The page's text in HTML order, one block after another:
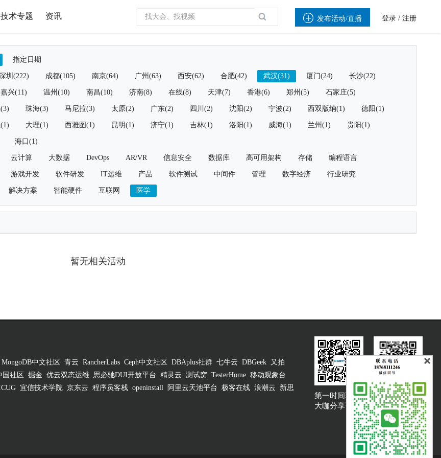
技术专题 资讯  发布活动/直播 登录 / 注册
指定日期
圳(222) 成都(105) 南京(64) 广州(63) 西安(62) 合肥(42) 武汉(31) 厦门(24) 长沙(22)
嘉兴(11) 温州(10) 南昌(10) 济南(8) 在线(8) 天津(7) 香港(6) 郑州(5) 石家庄(5)
珠海(3) 马尼拉(3) 太原(2) 广东(2) 四川(2) 沈阳(2) 宁波(2) 西双版纳(1) 德阳(1)
大理(1) 西雅图(1) 昆明(1) 济宁(1) 吉林(1) 洛阳(1) 威海(1) 兰州(1) 贵阳(1)
海口(1)
云计算 大数据 DevOps AR/VR 信息安全 数据库 高可用架构 存储 编程语言
游戏开发 软件研发 IT运维 产品 软件测试 中间件 管理 数字经济 行业研究
解决方案 智能硬件 互联网 医学
暂无相关活动
MongoDB中文社区 青云 RancherLabs Ceph中文社区 DBAplus社群 七牛云 DBGeek
又拍
国社区 掘金 优云双态运维 思必驰DUI开放平台 精灵云 测试窝 TesterHome 移动观象台
宜信技术学院 京东云 程序员客栈 openinstall 阿里云天池平台 极客在线 浪潮云
新思
第一时间获取
大咖分享资讯
大咖说吐槽客服